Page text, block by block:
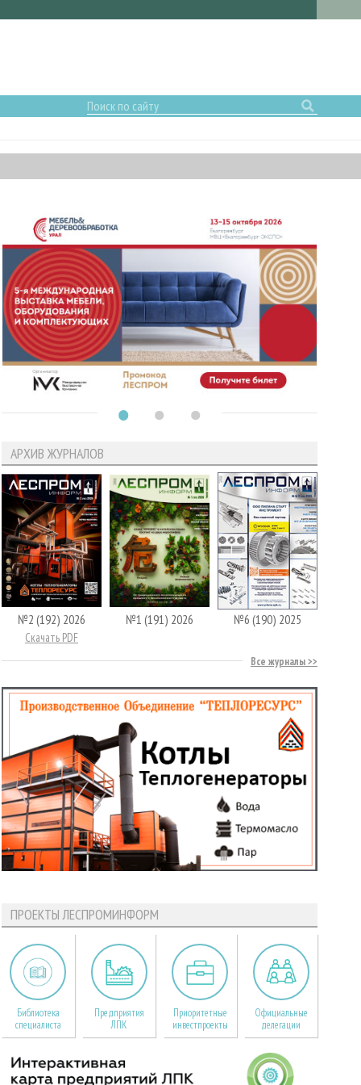
АРХИВ ЖУРНАЛОВ
№2 (192) 2026
Скачать PDF
№1 (191) 2026 №6 (190) 2025
Все журналы
ПРОЕКТЫ ЛЕСПРОМИНФОРМ
Библиотека
специалиста
Предприятия
ЛПК
Приоритетные
инвестпроекты
Официальные
делегации